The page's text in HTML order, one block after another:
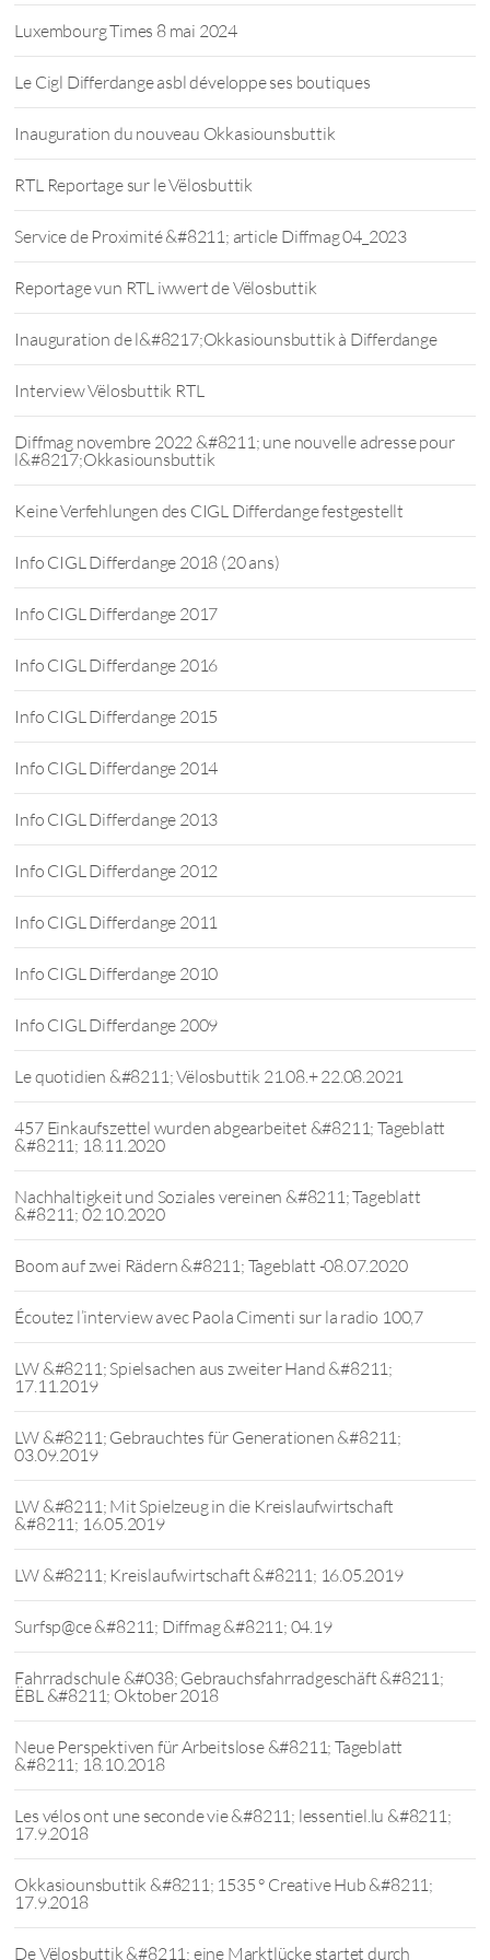
Luxembourg Times 8 mai 2024
Le Cigl Differdange asbl développe ses boutiques
Inauguration du nouveau Okkasiounsbuttik
RTL Reportage sur le Vëlosbuttik
Service de Proximité &#8211; article Diffmag 04_2023
Reportage vun RTL iwwert de Vëlosbuttik
Inauguration de l&#8217;Okkasiounsbuttik à Differdange
Interview Vëlosbuttik RTL
Diffmag novembre 2022 &#8211; une nouvelle adresse pour
l&#8217;Okkasiounsbuttik
Keine Verfehlungen des CIGL Differdange festgestellt
Info CIGL Differdange 2018 (20 ans)
Info CIGL Differdange 2017
Info CIGL Differdange 2016
Info CIGL Differdange 2015
Info CIGL Differdange 2014
Info CIGL Differdange 2013
Info CIGL Differdange 2012
Info CIGL Differdange 2011
Info CIGL Differdange 2010
Info CIGL Differdange 2009
Le quotidien &#8211; Vëlosbuttik 21.08.+ 22.08.2021
457 Einkaufszettel wurden abgearbeitet &#8211; Tageblatt
&#8211; 18.11.2020
Nachhaltigkeit und Soziales vereinen &#8211; Tageblatt
&#8211; 02.10.2020
Boom auf zwei Rädern &#8211; Tageblatt -08.07.2020
Écoutez l’interview avec Paola Cimenti sur la radio 100,7
LW &#8211; Spielsachen aus zweiter Hand &#8211;
17.11.2019
LW &#8211; Gebrauchtes für Generationen &#8211;
03.09.2019
LW &#8211; Mit Spielzeug in die Kreislaufwirtschaft
&#8211; 16.05.2019
LW &#8211; Kreislaufwirtschaft &#8211; 16.05.2019
Surfsp@ce &#8211; Diffmag &#8211; 04.19
Fahrradschule &#038; Gebrauchsfahrradgeschäft &#8211;
ËBL &#8211; Oktober 2018
Neue Perspektiven für Arbeitslose &#8211; Tageblatt
&#8211; 18.10.2018
Les vélos ont une seconde vie &#8211; lessentiel.lu &#8211;
17.9.2018
Okkasiounsbuttik &#8211; 1535 ° Creative Hub &#8211;
17.9.2018
De Vëlosbuttik &#8211; eine Marktlücke startet durch